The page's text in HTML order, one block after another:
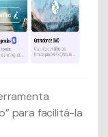
para facilitá-la